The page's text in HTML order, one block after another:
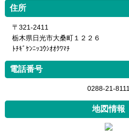
住所
〒321-2411
栃木県日光市大桑町１２２６
ﾄﾁｷﾞｹﾝﾆｯｺｳｼｵｵｸﾜﾏﾁ
電話番号
0288-21-8111
地図情報